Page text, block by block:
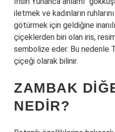
iletmek ve kadınların
götürmek için geldiğine
çiçeklerden biri olan iris,
sembolize eder. Bu nedenle
çiçeği olarak bilinir.
ZAMBAK
NEDIR?